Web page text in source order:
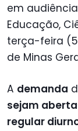
em
Educação,
terça-feira
de Minas
A demanda
sejam
regular